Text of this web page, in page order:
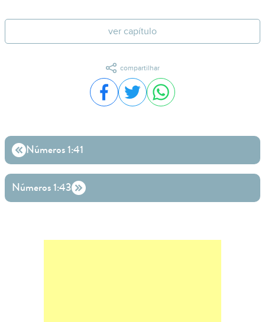
ver capítulo
compartilhar
Compartilhar no Facebook
Compartilhar no Twitter
Compartilhar no
Números 1:41
Números 1:43